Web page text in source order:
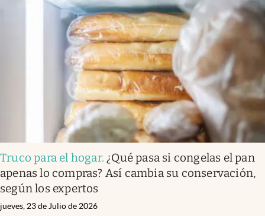
abre en nueva pestaña
México
Truco para el hogar. ¿Qué pasa si congelas el pan
apenas lo compras? Así cambia su conservación,
según los expertos
jueves, 23 de Julio de 2026